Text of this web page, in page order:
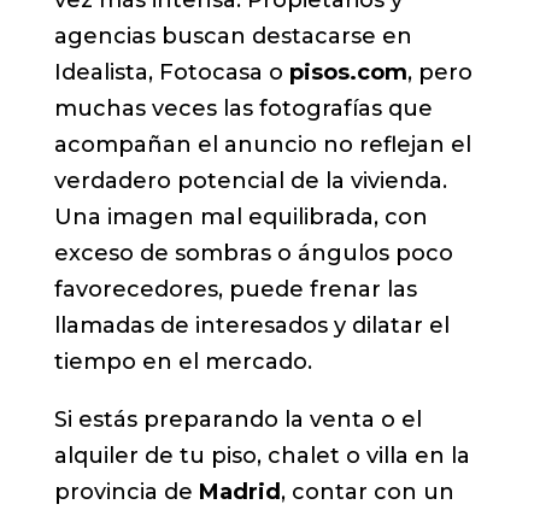
agencias buscan destacarse en
Idealista, Fotocasa o pisos.com, pero
muchas veces las fotografías que
acompañan el anuncio no reflejan el
verdadero potencial de la vivienda.
Una imagen mal equilibrada, con
exceso de sombras o ángulos poco
favorecedores, puede frenar las
llamadas de interesados y dilatar el
tiempo en el mercado.
Si estás preparando la venta o el
alquiler de tu piso, chalet o villa en la
provincia de Madrid , contar con un